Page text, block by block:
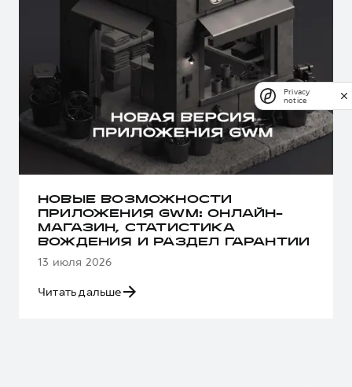
НОВЫЕ ВОЗМОЖНОСТИ
ПРИЛОЖЕНИЯ GWM: ОНЛАЙН-
МАГАЗИН, СТАТИСТИКА
ВОЖДЕНИЯ И РАЗДЕЛ ГАРАНТИИ
13 июля 2026
Читать дальше
Privacy
notice